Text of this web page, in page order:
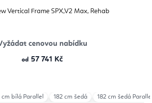
Vertical Frame SPX,V2 Max, Rehab
cenovou nabídku
od 57 741 Kč
cm bílá Parallel 182 cm šedá 182 cm šedá